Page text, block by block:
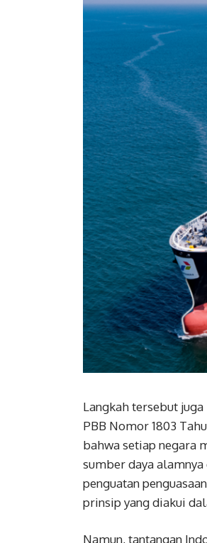
Langkah tersebut
PBB Nomor 1803
bahwa setiap negara
sumber daya
penguatan
prinsip yang diakui
Namun, tantangan